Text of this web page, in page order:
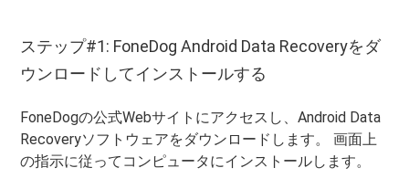
ステップ#1: FoneDog Android Data Recoveryをダ
ウンロードしてインストールする
FoneDogの公式Webサイトにアクセスし、Android Data
Recoveryソフトウェアをダウンロードします。 画面上
の指示に従ってコンピュータにインストールします。